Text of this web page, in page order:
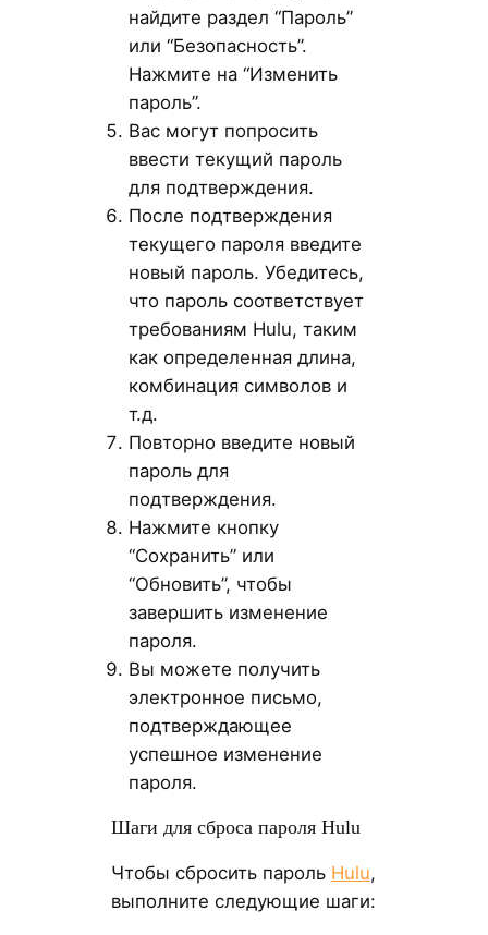
найдите раздел “Пароль”
или “Безопасность”.
Нажмите на “Изменить
пароль”.
Вас могут попросить
ввести текущий пароль
для подтверждения.
После подтверждения
текущего пароля введите
новый пароль. Убедитесь,
что пароль соответствует
требованиям Hulu, таким
как определенная длина,
комбинация символов и
т.д.
Повторно введите новый
пароль для
подтверждения.
Нажмите кнопку
“Сохранить” или
“Обновить”, чтобы
завершить изменение
пароля.
Вы можете получить
электронное письмо,
подтверждающее
успешное изменение
пароля.
Шаги для сброса пароля Hulu
Чтобы сбросить пароль Hulu,
выполните следующие шаги: